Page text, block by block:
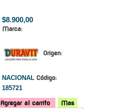
$8.900,00
Marca:
Origen:
NACIONAL Código:
185721
Agregar al carrito
Mas